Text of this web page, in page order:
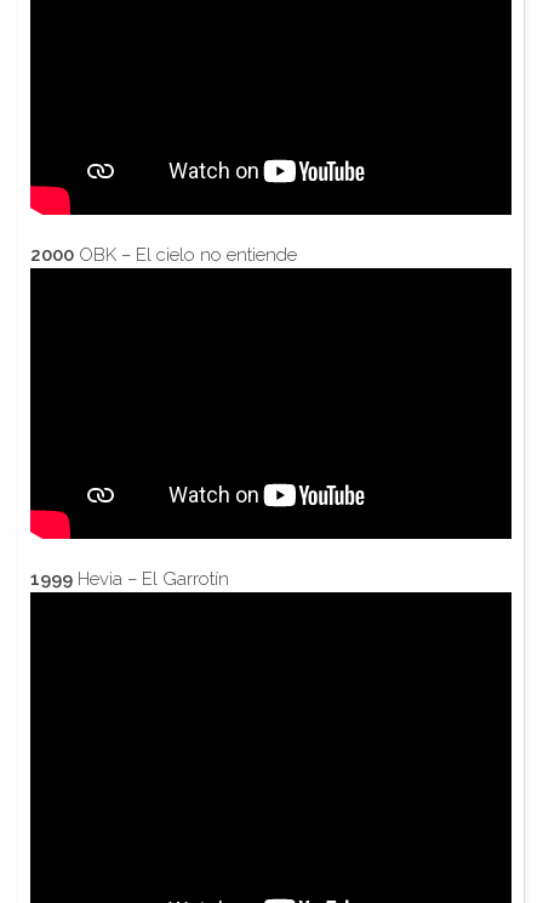
2000 OBK – El cielo no entiende
1999 Hevia – El Garrotín